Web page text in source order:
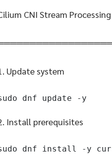
CNI Stream
Update system
dnf update -y
Install prerequisites
dnf install -y